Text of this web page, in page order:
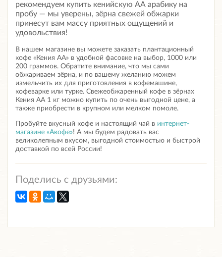
рекомендуем купить кенийскую АА арабику на
пробу — мы уверены, зёрна свежей обжарки
принесут вам массу приятных ощущений и
удовольствия!
В нашем магазине вы можете заказать плантационный
кофе «Кения АА» в удобной фасовке на выбор, 1000 или
200 граммов. Обратите внимание, что мы сами
обжариваем зёрна, и по вашему желанию можем
измельчить их для приготовления в кофемашине,
кофеварке или турке. Свежеобжаренный кофе в зёрнах
Кения АА 1 кг можно купить по очень выгодной цене, а
также приобрести в крупном или мелком помоле.
Пробуйте вкусный кофе и настоящий чай в интернет-
магазине «Акофе»! А мы будем радовать вас
великолепным вкусом, выгодной стоимостью и быстрой
доставкой по всей России!
Поделись с друзьями: